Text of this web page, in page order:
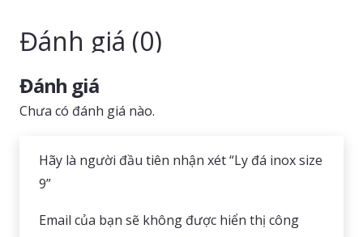
số
Đánh giá (0)
Đánh giá
Chưa có đánh giá nào.
Hãy là người đầu tiên nhận xét “Ly đá inox size
9”
Email của bạn sẽ không được hiển thị công